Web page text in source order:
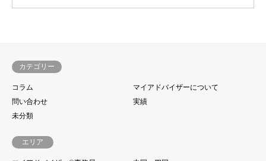
カテゴリー
コラム
マイアドバイザーについて
問い合わせ
実績
未分類
エリア